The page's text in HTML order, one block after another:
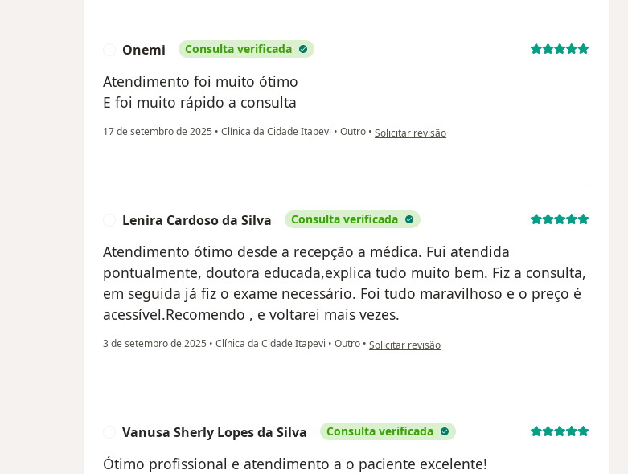
Onemi Consulta verificada
Atendimento foi muito ótimo
E foi muito rápido a consulta
17 de setembro de 2025 • Clínica da Cidade Itapevi • Outro • na opinião do utilizador Onemi
Solicitar revisão
Lenira Cardoso da Silva Consulta verificada
Atendimento ótimo desde a recepção a médica. Fui atendida
pontualmente, doutora educada,explica tudo muito bem. Fiz a consulta,
em seguida já fiz o exame necessário. Foi tudo maravilhoso e o preço é
acessível.Recomendo , e voltarei mais vezes.
3 de setembro de 2025 • Clínica da Cidade Itapevi • Outro • na opinião do utilizador Lenira Cardoso da Silva
Solicitar revisão
Vanusa Sherly Lopes da Silva Consulta verificada
Ótimo profissional e atendimento a o paciente excelente!